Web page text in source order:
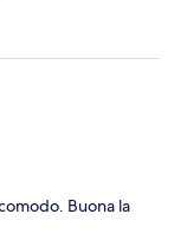
Buona la